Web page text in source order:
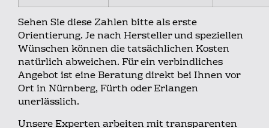
Sehen Sie diese Zahlen bitte als erste
Orientierung. Je nach Hersteller und speziellen
Wünschen können die tatsächlichen Kosten
natürlich abweichen. Für ein verbindliches
Angebot ist eine Beratung direkt bei Ihnen vor
Ort in Nürnberg, Fürth oder Erlangen
unerlässlich.
Unsere Experten arbeiten mit transparenten